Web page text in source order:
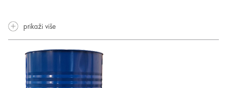
prikaži više